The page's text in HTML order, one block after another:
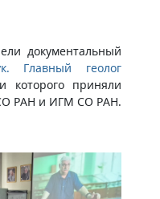
документальный
Главный геолог
которого приняли
РАН и ИГМ СО РАН.